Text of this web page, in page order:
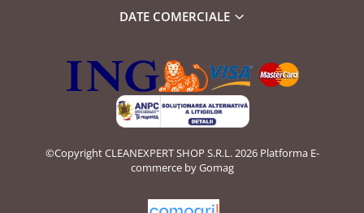
DATE COMERCIALE
©Copyright CLEANEXPERT SHOP S.R.L. 2026 Platforma E-
commerce by Gomag